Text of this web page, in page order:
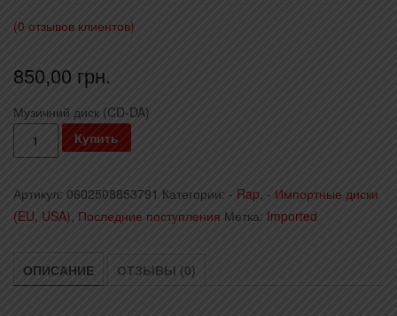
(0 отзывов клиентов)
850,00 грн.
Музичний диск (CD-DA)
Количество
Beastie
-
Beastie
Music
(2020)
Купить
Артикул: 0602508853791 Категории: - Rap, - Импортные диски
(EU, USA), Последние поступления Метка: Imported
ОПИСАНИЕ ОТЗЫВЫ (0)